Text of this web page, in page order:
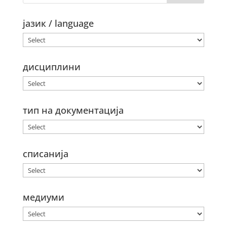
јазик / language
дисциплини
тип на документација
списанија
медиуми